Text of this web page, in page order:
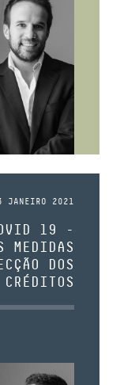
JANEIRO 2021
19 -
MEDIDAS
DOS
CRÉDITOS